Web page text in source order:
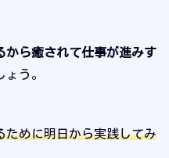
から癒されて仕事が進みす
う。
ために明日から実践してみ